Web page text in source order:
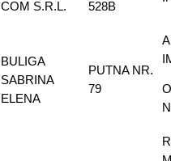
COM S.R.L.
528B
BULIGA
SABRINA
ELENA
PUTNA NR.
79